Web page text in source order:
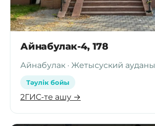
Айнабулак-4, 178
Айнабулак · Жетысуский ауданы
Тәулік бойы
2ГИС-те ашу →